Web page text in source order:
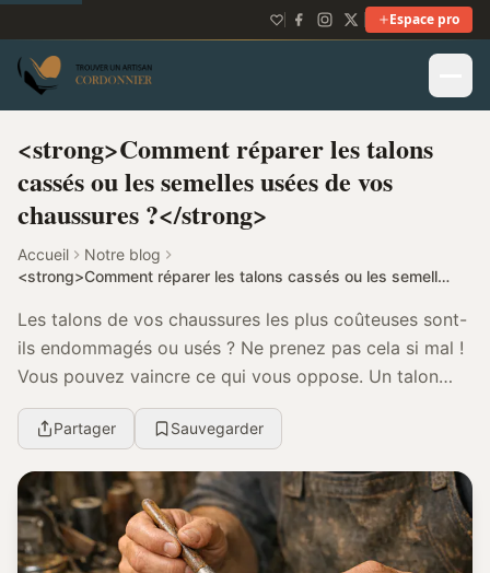
Espace pro
<strong>Comment réparer les talons
cassés ou les semelles usées de vos
chaussures ?</strong>
Accueil
Notre blog
<strong>Comment réparer les talons cassés ou les semelles usées de vos chaussures ?</strong>
Les talons de vos chaussures les plus coûteuses sont-
ils endommagés ou usés ? Ne prenez pas cela si mal !
Vous pouvez vaincre ce qui vous oppose. Un talon
abîmé, décollé ou endommagé peut être réparé....
Partager Sauvegarder